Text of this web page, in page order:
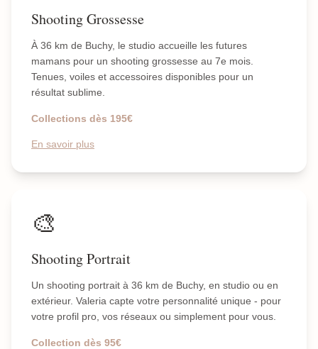
Shooting Grossesse
À 36 km de Buchy, le studio accueille les futures
mamans pour un shooting grossesse au 7e mois.
Tenues, voiles et accessoires disponibles pour un
résultat sublime.
Collections dès 195€
En savoir plus
🎨
Shooting Portrait
Un shooting portrait à 36 km de Buchy, en studio ou en
extérieur. Valeria capte votre personnalité unique - pour
votre profil pro, vos réseaux ou simplement pour vous.
Collection dès 95€